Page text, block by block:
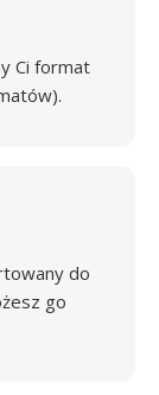
Ci format
do
go